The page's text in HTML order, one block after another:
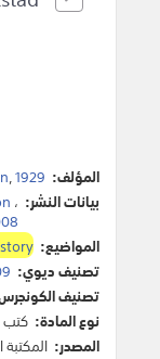
المؤلف: ,1929
بيانات النشر: ،
المواضيع:
تصنيف ديوي:
تصنيف
نوع المادة: كتب
المصدر: المكتبة